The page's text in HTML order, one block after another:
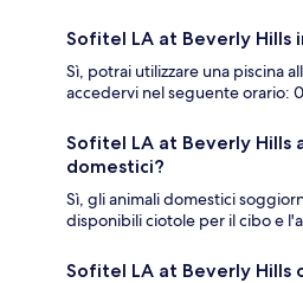
Sofitel LA at Beverly Hills
Sì, potrai utilizzare una piscina
accedervi nel seguente orario:
Sofitel LA at Beverly Hills
domestici?
Sì, gli animali domestici
disponibili ciotole per il cibo e
Sofitel LA at Beverly Hills